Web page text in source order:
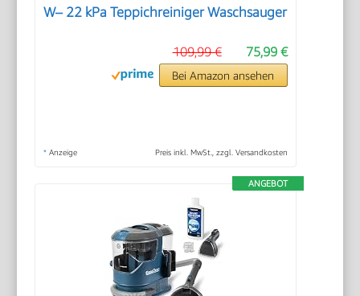
W– 22 kPa Teppichreiniger Waschsauger
75,99 €
109,99 €
Bei Amazon ansehen
* Anzeige Preis inkl. MwSt., zzgl. Versandkosten
ANGEBOT